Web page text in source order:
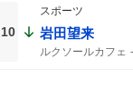
10
スポーツ
岩田望来
ルクソールカフェ